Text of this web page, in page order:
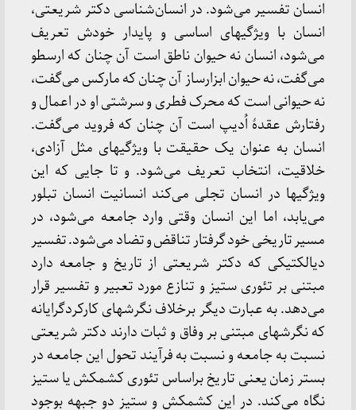
انسان تفسیر می‌شود. در انسان‌شناسی دکتر شریعتی،
انسان با ویژگیهای اساسی و پایدار خودش تعریف
می‌شود، انسان نه حیوان ناطق است آن چنان که ارسطو
می‌گفت، نه حیوان ابزارساز آن چنان که مارکس می‌گفت،
نه حیوانی است که محرک فطری و سرشتی او در اعمال و
رفتارش عقدۀ اُدیپ است آن چنان که فروید می‌گفت.
انسان به عنوان یک حقیقت با ویژگیهای مثل آزادی،
خلاقیت، انتخاب تعریف می‌شود. و تا جایی که این
ویژگیها در انسان تجلی می‌کند انسانیت انسان تبلور
می‌یابد، اما این انسان وقتی وارد جامعه می‌شود، در
مسیر تاریخی خود گرفتار تناقض و تضاد می‌شود. تفسیر
دیالکتیکی که دکتر شریعتی از تاریخ و جامعه دارد
مبتنی بر تئوری ستیز و تنازع مورد تعبیر و تفسیر قرار
می‌دهد. به عبارت دیگر برخلاف نگرشهای کارکردگرایانه
که نگرشهای مبتنی بر وفاق و ثبات دارند دکتر شریعتی
نسبت به جامعه و نسبت به فرآیند تحول این جامعه در
بستر زمان یعنی تاریخ براساس تئوری کشمکش یا ستیز
نگاه می‌کند. در این کشمکش و ستیز دو جبهه بوجود